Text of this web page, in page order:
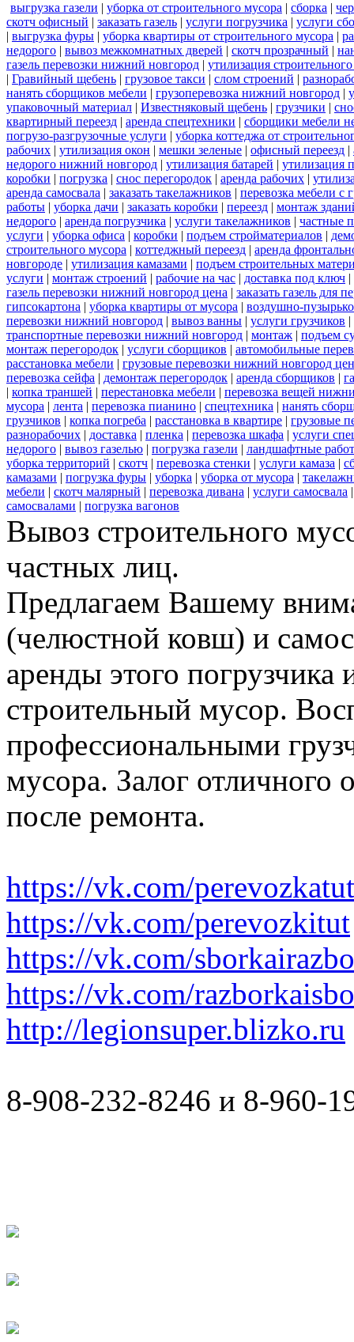
выгрузка газели | уборка от строительного мусора | сборка |
скотч офисный | заказать газель | услуги погрузчика | услуги
| выгрузка фуры | уборка квартиры от строительного мусора |
недорого | вывоз межкомнатных дверей | скотч прозрачный |
газель перевозки нижний новгород | утилизация
| Гравийный щебень | грузовое такси | слом строений |
нанять сборщиков мебели | грузоперевозка нижний новгород |
упаковочный материал | Известняковый щебень | грузчики |
квартирный переезд | аренда спецтехники | сборщики мебели
погрузо-разгрузочные услуги | уборка коттеджа от
рабочих | утилизация окон | мешки зеленые | офисный переезд |
недорого нижний новгород | утилизация батарей | утилизация
коробки | погрузка | снос перегородок | аренда рабочих |
аренда самосвала | заказать такелажников | перевозка мебели с
работы | уборка дачи | заказать коробки | переезд | монтаж
недорого | аренда погрузчика | услуги такелажников | частные
услуги | уборка офиса | коробки | подъем стройматериалов |
строительного мусора | коттеджный переезд | аренда
новгороде | утилизация камазами | подъем строительных
услуги | монтаж строений | рабочие на час | доставка под ключ |
газель перевозки нижний новгород цена | заказать газель для
гипсокартона | уборка квартиры от мусора | воздушно-
перевозки нижний новгород | вывоз ванны | услуги грузчиков |
транспортные перевозки нижний новгород | монтаж | подъем
монтаж перегородок | услуги сборщиков | автомобильные
расстановка мебели | грузовые перевозки нижний новгород
перевозка сейфа | демонтаж перегородок | аренда сборщиков |
| копка траншей | перестановка мебели | перевозка вещей
мусора | лента | перевозка пианино | спецтехника | нанять
грузчиков | копка погреба | расстановка в квартире | грузовые
разнорабочих | доставка | пленка | перевозка шкафа | услуги
недорого | вывоз газелью | погрузка газели | ландшафтные
уборка территорий | скотч | перевозка стенки | услуги камаза |
камазами | погрузка фуры | уборка | уборка от мусора |
мебели | скотч малярный | перевозка дивана | услуги самосвала
самосвалами | погрузка вагонов
Вывоз строительного
частных лиц.
Предлагаем Вашему
(челюстной ковш) и
аренды этого
строительный мусор.
профессиональными
мусора. Залог отличного
после ремонта.
https://vk.com/perevozkatut
https://vk.com/perevozkitut
https://vk.com/
https://vk.com/
http://legionsuper.blizko.ru
8-908-232-8246 и 8-960-